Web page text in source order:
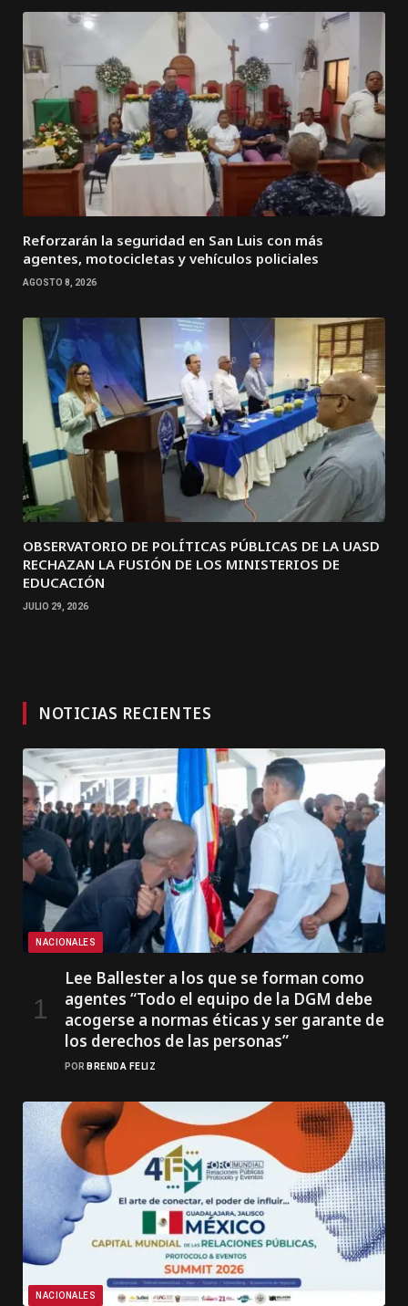
Reforzarán la seguridad en San Luis con más
agentes, motocicletas y vehículos policiales
AGOSTO 8, 2026
OBSERVATORIO DE POLÍTICAS PÚBLICAS DE LA UASD
RECHAZAN LA FUSIÓN DE LOS MINISTERIOS DE
EDUCACIÓN
JULIO 29, 2026
NOTICIAS RECIENTES
NACIONALES
Lee Ballester a los que se forman como
agentes “Todo el equipo de la DGM debe
acogerse a normas éticas y ser garante de
los derechos de las personas”
POR BRENDA FELIZ
NACIONALES